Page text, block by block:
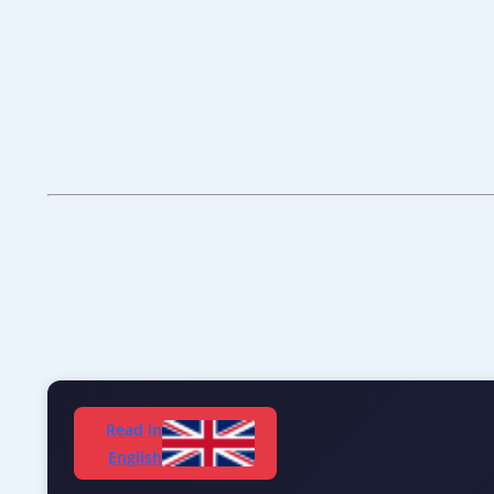
Read in
English